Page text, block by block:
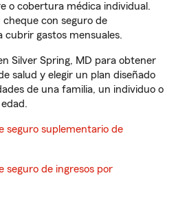
o cobertura médica individual.
cheque con seguro de
cubrir gastos mensuales.
Silver Spring, MD para obtener
salud y elegir un plan diseñado
de una familia, un individuo o
seguro suplementario de
seguro de ingresos por